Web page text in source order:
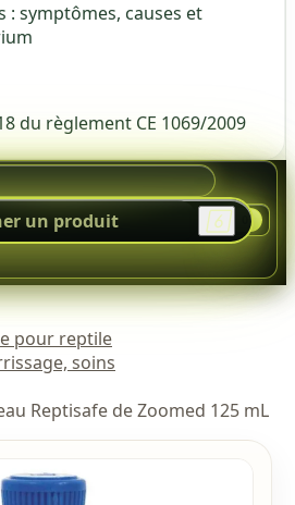
: symptômes, causes et
du règlement CE 1069/2009

pour reptile
soins
Reptisafe de Zoomed 125 mL